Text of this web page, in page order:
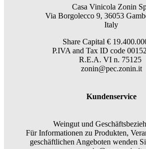
Casa Vinicola Zonin
Via Borgolecco 9, 36053
Italy
Share Capital €
P.IVA and Tax ID code
R.E.A. VI n. 75125
zonin@pec.zonin.it
Kundenservice
Weingut und
Für Informationen zu Produkten,
geschäftlichen Angeboten wenden